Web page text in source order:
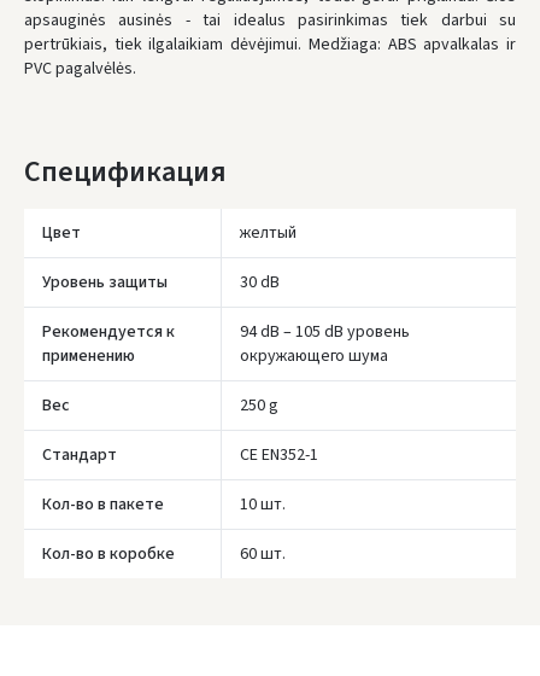
ЗАКАЗЫ ОТ80 € БЕСПЛАТНАЯ ДОСТАВКА!
apsauginės ausinės - tai idealus pasirinkimas tiek darbui su
pertrūkiais, tiek ilgalaikiam dėvėjimui. Medžiaga: ABS apvalkalas ir
PVC pagalvėlės.
Спецификация
Цвет желтый
Уровень защиты 30 dB
Рекомендуется к
применению
94 dB – 105 dB уровень
окружающего шума
Вес 250 g
Стандарт CE EN352-1
Кол-во в пакете 10 шт.
Кол-во в коробке 60 шт.
Įvertinimas: